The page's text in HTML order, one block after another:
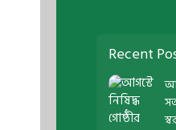
Recent